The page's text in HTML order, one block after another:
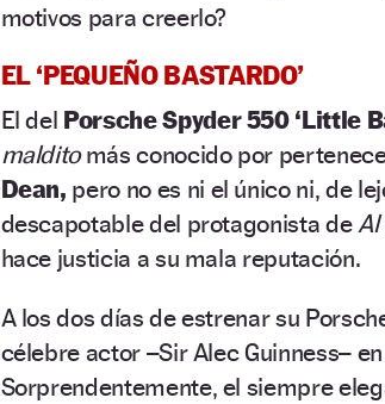
motivos para creerlo?
EL ‘PEQUEÑO BASTARDO’
El del Porsche Spyder 550 ‘Little
malditomás conocido por
Dean, pero no es ni el único ni, de
descapotable del protagonista de Al
hace justicia a su mala reputación.
A los dos días de estrenar su
célebre actor –Sir Alec Guinness–
Sorprendentemente, el siempre